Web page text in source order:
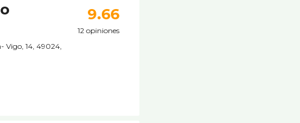
Vigo, 14, 49024,
9.66
12 opiniones